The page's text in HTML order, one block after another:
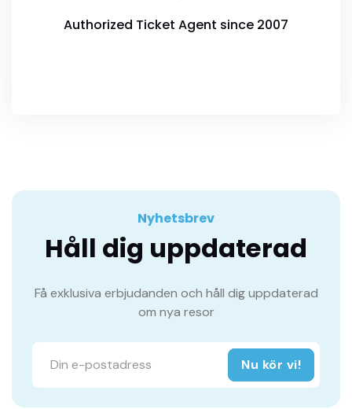
Authorized Ticket Agent since 2007
Nyhetsbrev
Håll dig uppdaterad
Få exklusiva erbjudanden och håll dig uppdaterad
om nya resor
Nu kör vi!